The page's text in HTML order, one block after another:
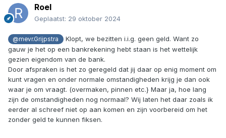
Roel
Geplaatst: 29 oktober 2024
@mevr.Grijpstra
Klopt, we bezitten i.i.g. geen geld. Want zo
gauw je het op een bankrekening hebt staan is het wettelijk
gezien eigendom van de bank.
Door afspraken is het zo geregeld dat jij daar op enig moment om
kunt vragen en onder normale omstandigheden krijg je dan ook
waar je om vraagt. (overmaken, pinnen etc.} Maar ja, hoe lang
zijn de omstandigheden nog normaal? Wij laten het daar zoals ik
eerder al schreef niet op aan komen en zijn voorbereid om het
zonder geld te kunnen fiksen.